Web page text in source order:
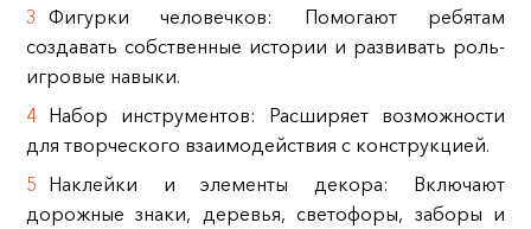
Фигурки человечков: Помогают ребятам
создавать собственные истории и развивать роль-
игровые навыки.
Набор инструментов: Расширяет возможности
для творческого взаимодействия с конструкцией.
Наклейки и элементы декора: Включают
дорожные знаки, деревья, светофоры, заборы и